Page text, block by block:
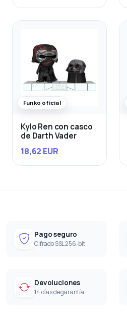
Funko oficial
Kylo Ren con casco
de Darth Vader
18,62 EUR
Pago seguro
Cifrado SSL 256-bit
Devoluciones
14 días de garantía